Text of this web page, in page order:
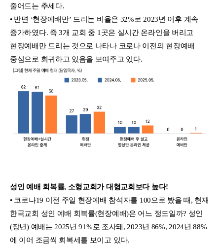
줄어드는 추세다.
• 반면 ‘현장예배만’ 드리는 비율은 32%로 2023년 이후 계속
증가하였다. 즉 3개 교회 중 1곳은 실시간 온라인을 버리고
현장예배만 드리는 것으로 나타나 코로나 이전의 현장예배
중심으로 회귀하고 있음을 보여주고 있다.
성인 예배 회복률, 소형교회가 대형교회보다 높다!
• 코로나19 이전 주일 현장예배 참석자를 100으로 봤을 때, 현재
한국교회 성인 예배 회복률(현장예배)은 어느 정도일까? 성인
(장년) 예배는 2025년 91%로 조사돼, 2023년 86%, 2024년 88%
에 이어 조금씩 회복세를 보이고 있다.